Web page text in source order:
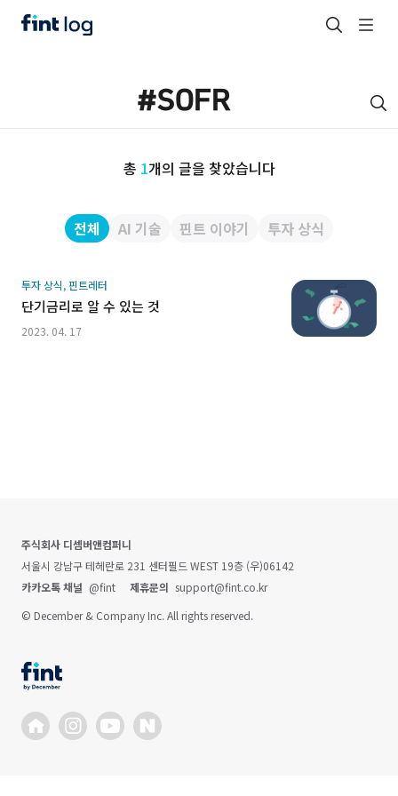
총 1개의 글을 찾았습니다
전체 AI 기술 핀트 이야기 투자 상식
투자 상식, 핀트레터
단기금리로 알 수 있는 것
2023. 04. 17
주식회사 디셈버앤컴퍼니
서울시 강남구 테헤란로 231 센터필드 WEST 19층 (우)06142
카카오톡 채널 @fint 제휴문의 support@fint.co.kr
© December & Company Inc. All rights reserved.